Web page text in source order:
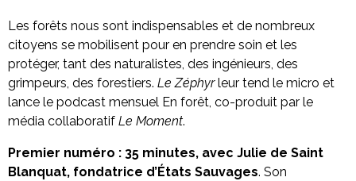
Les forêts nous sont indispensables et de nombreux
citoyens se mobilisent pour en prendre soin et les
protéger, tant des naturalistes, des ingénieurs, des
grimpeurs, des forestiers. Le Zéphyrleur tend le micro et
lance le podcast mensuel En forêt, co-produit par le
média collaboratif Le Moment.
Premier numéro : 35 minutes, avec Julie de Saint
Blanquat, fondatrice d’États Sauvages. Son